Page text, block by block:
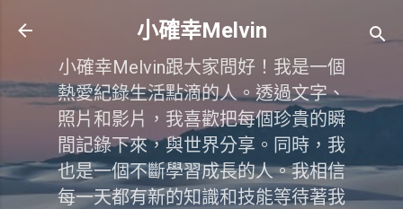
跳到主要內容
小確幸Melvin
小確幸Melvin跟大家問好！我是一個
熱愛紀錄生活點滴的人。透過文字、
照片和影片，我喜歡把每個珍貴的瞬
間記錄下來，與世界分享。同時，我
也是一個不斷學習成長的人。我相信
每一天都有新的知識和技能等待著我